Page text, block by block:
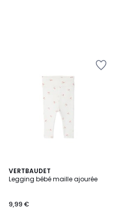
VERTBAUDET
Legging bébé maille ajourée
9,99 €